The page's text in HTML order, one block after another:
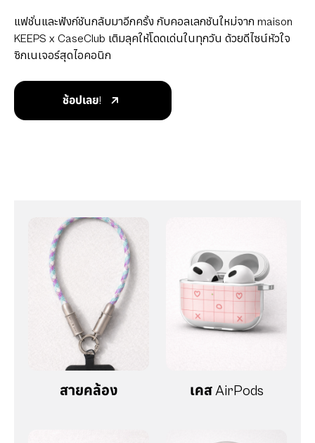
แฟชั่นและฟังก์ชันกลับมาอีกครั้ง กับคอลเลกชันใหม่จาก maison
KEEPS x CaseClub เติมลุคให้โดดเด่นในทุกวัน ด้วยดีไซน์หัวใจ
ซิกเนเจอร์สุดไอคอนิก
ช้อปเลย!
สายคล้อง เคส AirPods